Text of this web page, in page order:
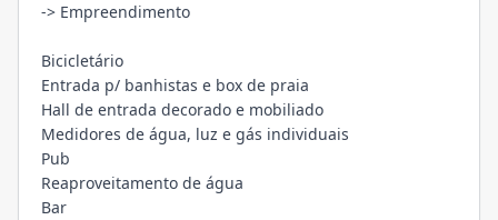
-> Empreendimento
Bicicletário
Entrada p/ banhistas e box de praia
Hall de entrada decorado e mobiliado
Medidores de água, luz e gás individuais
Pub
Reaproveitamento de água
Bar